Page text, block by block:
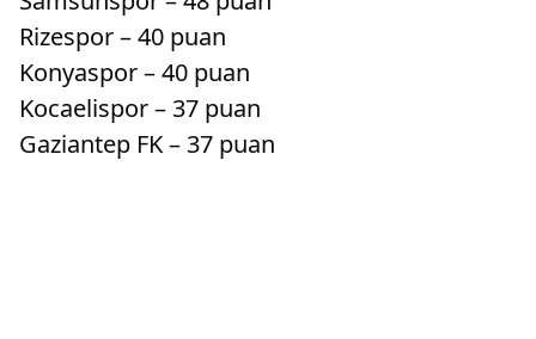
Rizespor – 40 puan
Konyaspor – 40 puan
Kocaelispor – 37 puan
Gaziantep FK – 37 puan